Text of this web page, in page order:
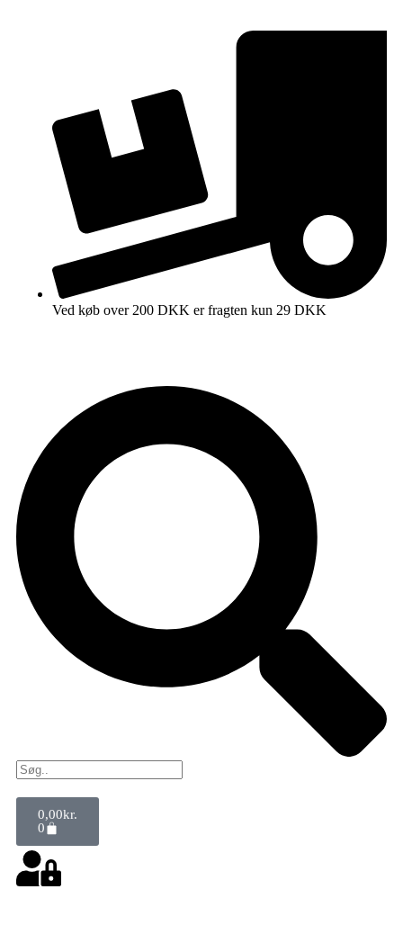
Ved køb over 200 DKK er fragten kun 29 DKK
0,00kr.
0